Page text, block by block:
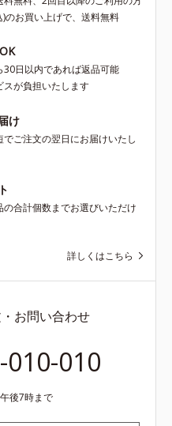
のお買い上げで、送料無料
30日以内であれば返品可能
が負担いたします
け
ご注文の翌日にお届けいたし
合計個数までお選びいただけ
詳しくはこちら
お問い合わせ
010-010
後7時まで